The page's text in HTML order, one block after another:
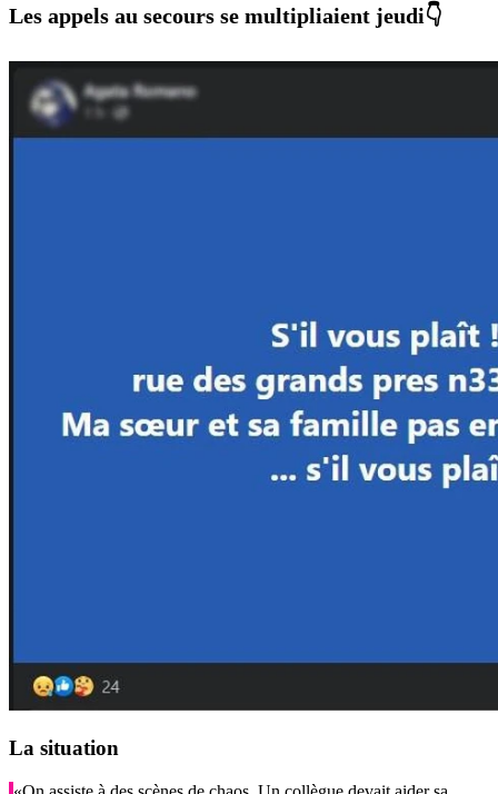
Les appels au secours se multipliaient jeudi👇
La situation